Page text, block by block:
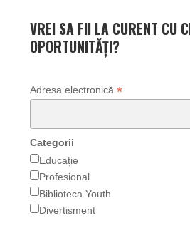
VREI SA FII LA CURENT CU
OPORTUNITĂȚI?
Adresa electronică *
Categorii
Educație
Profesional
Biblioteca Youth
Divertisment